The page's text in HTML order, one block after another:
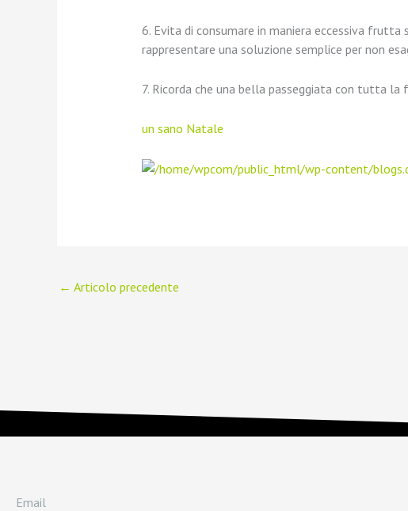
6. Evita di consumare in maniera eccessiva
rappresentare una soluzione semplice per non
7. Ricorda che una bella passeggiata con tutta
un sano Natale
← Articolo precedente
Email